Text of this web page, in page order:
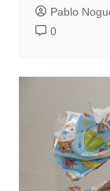
Pablo
0